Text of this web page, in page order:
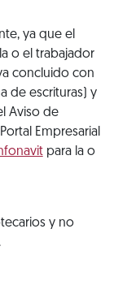
ya que el
o el trabajador
concluido con
de escrituras) y
Aviso de
Empresarial
para la o
y no